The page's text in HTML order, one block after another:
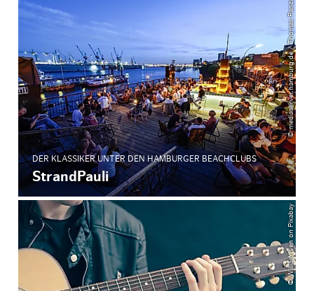
© mediaserver.hamburg.de / Thomas Panzau
DER KLASSIKER UNTER DEN HAMBURGER BEACHCLUBS
StrandPauli
© William Iven on Pixabay